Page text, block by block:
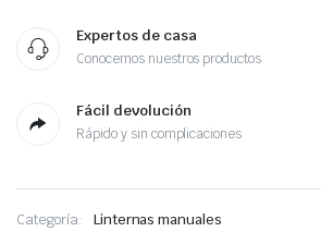
Expertos de casa
Conocemos nuestros productos
Fácil devolución
Rápido y sin complicaciones
Categoría: Linternas manuales